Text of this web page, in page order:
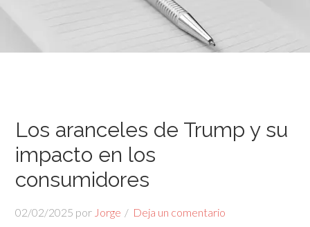
Los aranceles de Trump y su
impacto en los
consumidores
02/02/2025 por Jorge Deja un comentario